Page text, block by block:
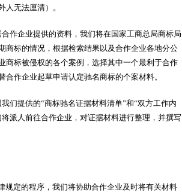
无法厘清）。
作企业提供的资料，我们将在国家工商总局商标局
商标的情况，根据检索结果以及合作企业各地分公
商标被侵权的各个案例，选择其中一个最利于合作
作企业起草申请认定驰名商标的个案材料。
们提供的“商标驰名证据材料清单”和“双方工作内
派人前往合作企业，对证据材料进行整理，并撰写
定的程序，我们将协助合作企业及时将有关材料